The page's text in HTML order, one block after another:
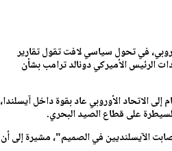
في تحول سياسي لافت تقول تقارير
الرئيس الأميركي دونالد ترامب بشأن
الاتحاد الأوروبي عاد بقوة داخل آيسلندا،
على قطاع الصيد البحري.
الآيسلنديين في الصميم"، مشيرة إلى أن